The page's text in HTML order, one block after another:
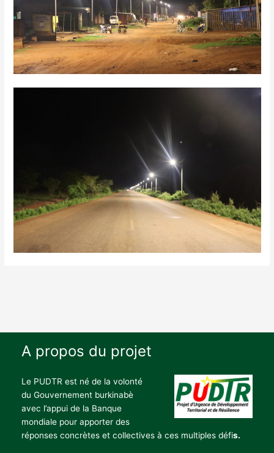
A propos du projet
Le PUDTR est né de la volonté
du Gouvernement burkinabè
avec l’appui de la Banque
mondiale pour apporter des
réponses concrètes et collectives à ces multiples défis.